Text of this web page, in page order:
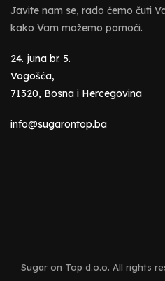
Javite nam se, rado ćemo čuti
kako Vam možemo pomoći.
24. juna br. 5.
Vogošća,
71320, Bosna i Hercegovina
info@sugarontop.ba
Sugar on Top d.o.o. All rights